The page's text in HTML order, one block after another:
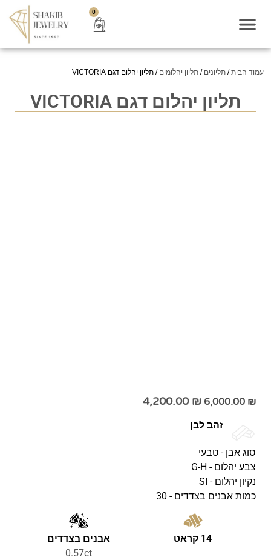
0
עמוד הבית/ תליונים / תליון יהלומים / תליון יהלום דגם VICTORIA
תליון יהלום דגם VICTORIA
6,000.00₪
4,200.00 ₪
זהב לבן
סוג אבן - טבעי
צבע יהלום - G-H
נקיון יהלום - SI
כמות אבנים בצדדים - 30
14 קראט
אבנים בצדדים
0.57ct